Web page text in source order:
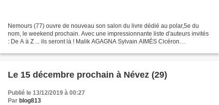
Nemours (77) ouvre de nouveau son salon du livre dédié au polar,5e du
nom, le weekend prochain. Avec une impressionnante liste d'auteurs invités
: De A à Z ... ils seront là ! Malik AGAGNA Sylvain AIMÈS Cicéron
Le 15 décembre prochain à Névez (29)
Publié le 13/12/2019 à 00:27
Par blog813